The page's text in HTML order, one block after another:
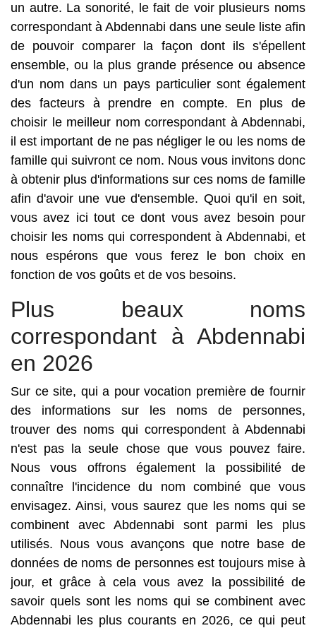
un autre. La sonorité, le fait de voir plusieurs noms
correspondant à Abdennabi dans une seule liste afin
de pouvoir comparer la façon dont ils s'épellent
ensemble, ou la plus grande présence ou absence
d'un nom dans un pays particulier sont également
des facteurs à prendre en compte. En plus de
choisir le meilleur nom correspondant à Abdennabi,
il est important de ne pas négliger le ou les noms de
famille qui suivront ce nom. Nous vous invitons donc
à obtenir plus d'informations sur ces noms de famille
afin d'avoir une vue d'ensemble. Quoi qu'il en soit,
vous avez ici tout ce dont vous avez besoin pour
choisir les noms qui correspondent à Abdennabi, et
nous espérons que vous ferez le bon choix en
fonction de vos goûts et de vos besoins.
Plus beaux noms
correspondant à Abdennabi
en 2026
Sur ce site, qui a pour vocation première de fournir
des informations sur les noms de personnes,
trouver des noms qui correspondent à Abdennabi
n'est pas la seule chose que vous pouvez faire.
Nous vous offrons également la possibilité de
connaître l'incidence du nom combiné que vous
envisagez. Ainsi, vous saurez que les noms qui se
combinent avec Abdennabi sont parmi les plus
utilisés. Nous vous avançons que notre base de
données de noms de personnes est toujours mise à
jour, et grâce à cela vous avez la possibilité de
savoir quels sont les noms qui se combinent avec
Abdennabi les plus courants en 2026, ce qui peut